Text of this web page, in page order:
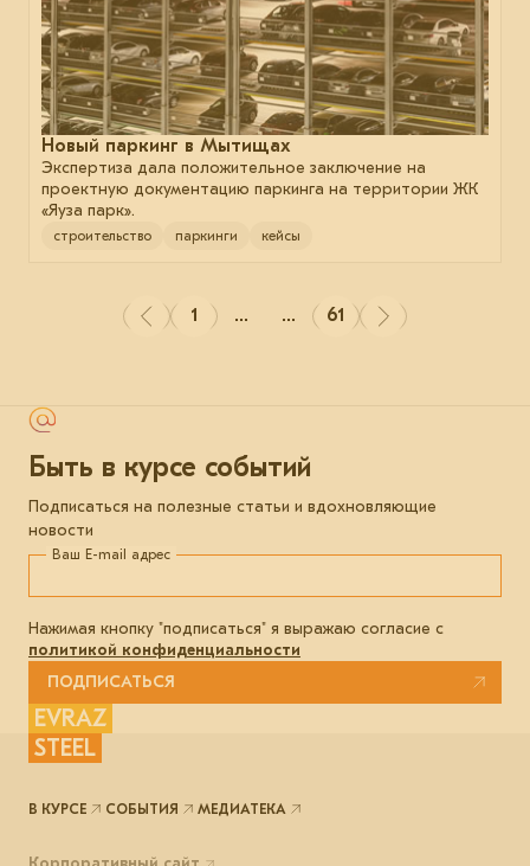
Новый паркинг в Мытищах
Экспертиза дала положительное заключение на
проектную документацию паркинга на территории ЖК
«Яуза парк».
строительство паркинги кейсы
1 ... ... 61
Быть в курсе событий
Подписаться на полезные статьи и вдохновляющие
новости
Ваш E-mail адрес
Нажимая кнопку "подписаться" я выражаю согласие с
политикой конфиденциальности
ПОДПИСАТЬСЯ
EVRAZ
STEEL
В КУРСЕ СОБЫТИЯ МЕДИАТЕКА